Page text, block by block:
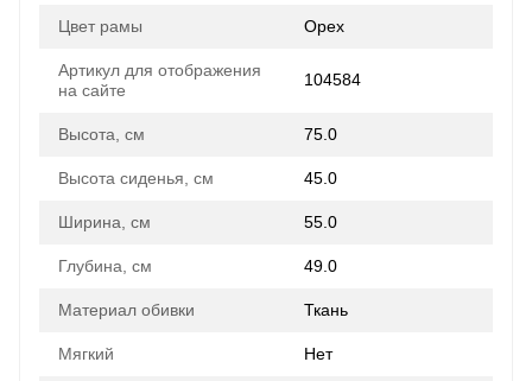
Цвет рамы Орех
Артикул для отображения
на сайте
104584
Высота, см 75.0
Высота сиденья, см 45.0
Ширина, см 55.0
Глубина, см 49.0
Материал обивки Ткань
Мягкий Нет